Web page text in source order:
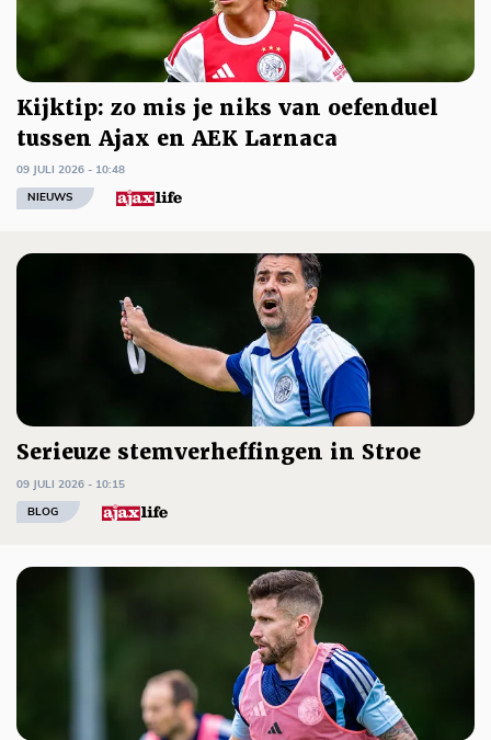
Kijktip: zo mis je niks van oefenduel
tussen Ajax en AEK Larnaca
09 JULI 2026 - 10:48
NIEUWS
Serieuze stemverheffingen in Stroe
09 JULI 2026 - 10:15
BLOG